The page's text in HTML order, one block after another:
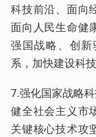
科技前沿、面向
面向人民生命健
强国战略、创
系，加快建设科技
7.强化国家战略
健全社会主义市
关键核心技术攻